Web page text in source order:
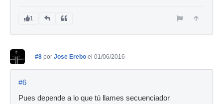
1
#8 por Jose Erebo el 01/06/2016
#6
Pues depende a lo que tú llames secuenciador